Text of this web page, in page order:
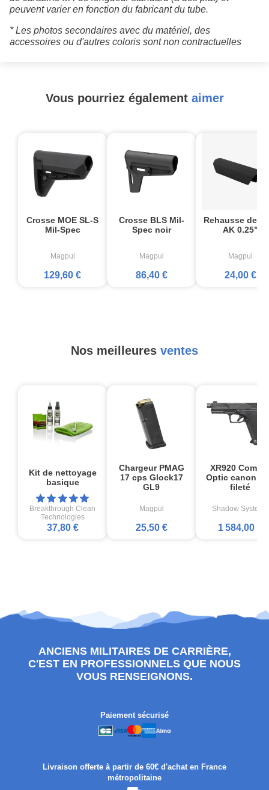
peuvent varier en fonction du fabricant du tube.
* Les photos secondaires avec du matériel, des
accessoires ou d'autres coloris sont non contractuelles
Vous pourriez également aimer
Crosse MOE SL-S
Mil-Spec
Magpul
129,60 €
Crosse BLS Mil-
Spec noir
Magpul
86,40 €
Rehausse de
AK 0.25"
Magpul
24,00 €
Nos meilleures ventes
Kit de nettoyage
basique
Breakthrough Clean
Technologies
37,80 €
Chargeur PMAG
17 cps Glock17
GL9
Magpul
25,50 €
XR920
Optic canon
fileté
Shadow Systems
1 584,00 €
ANCIENS MILITAIRES DE CARRIÈRE,
C'EST EN PROFESSIONNELS QUE NOUS
VOUS RENSEIGNONS.
Paiement sécurisé
Livraison offerte à partir de 60€ d'achat en France
métropolitaine